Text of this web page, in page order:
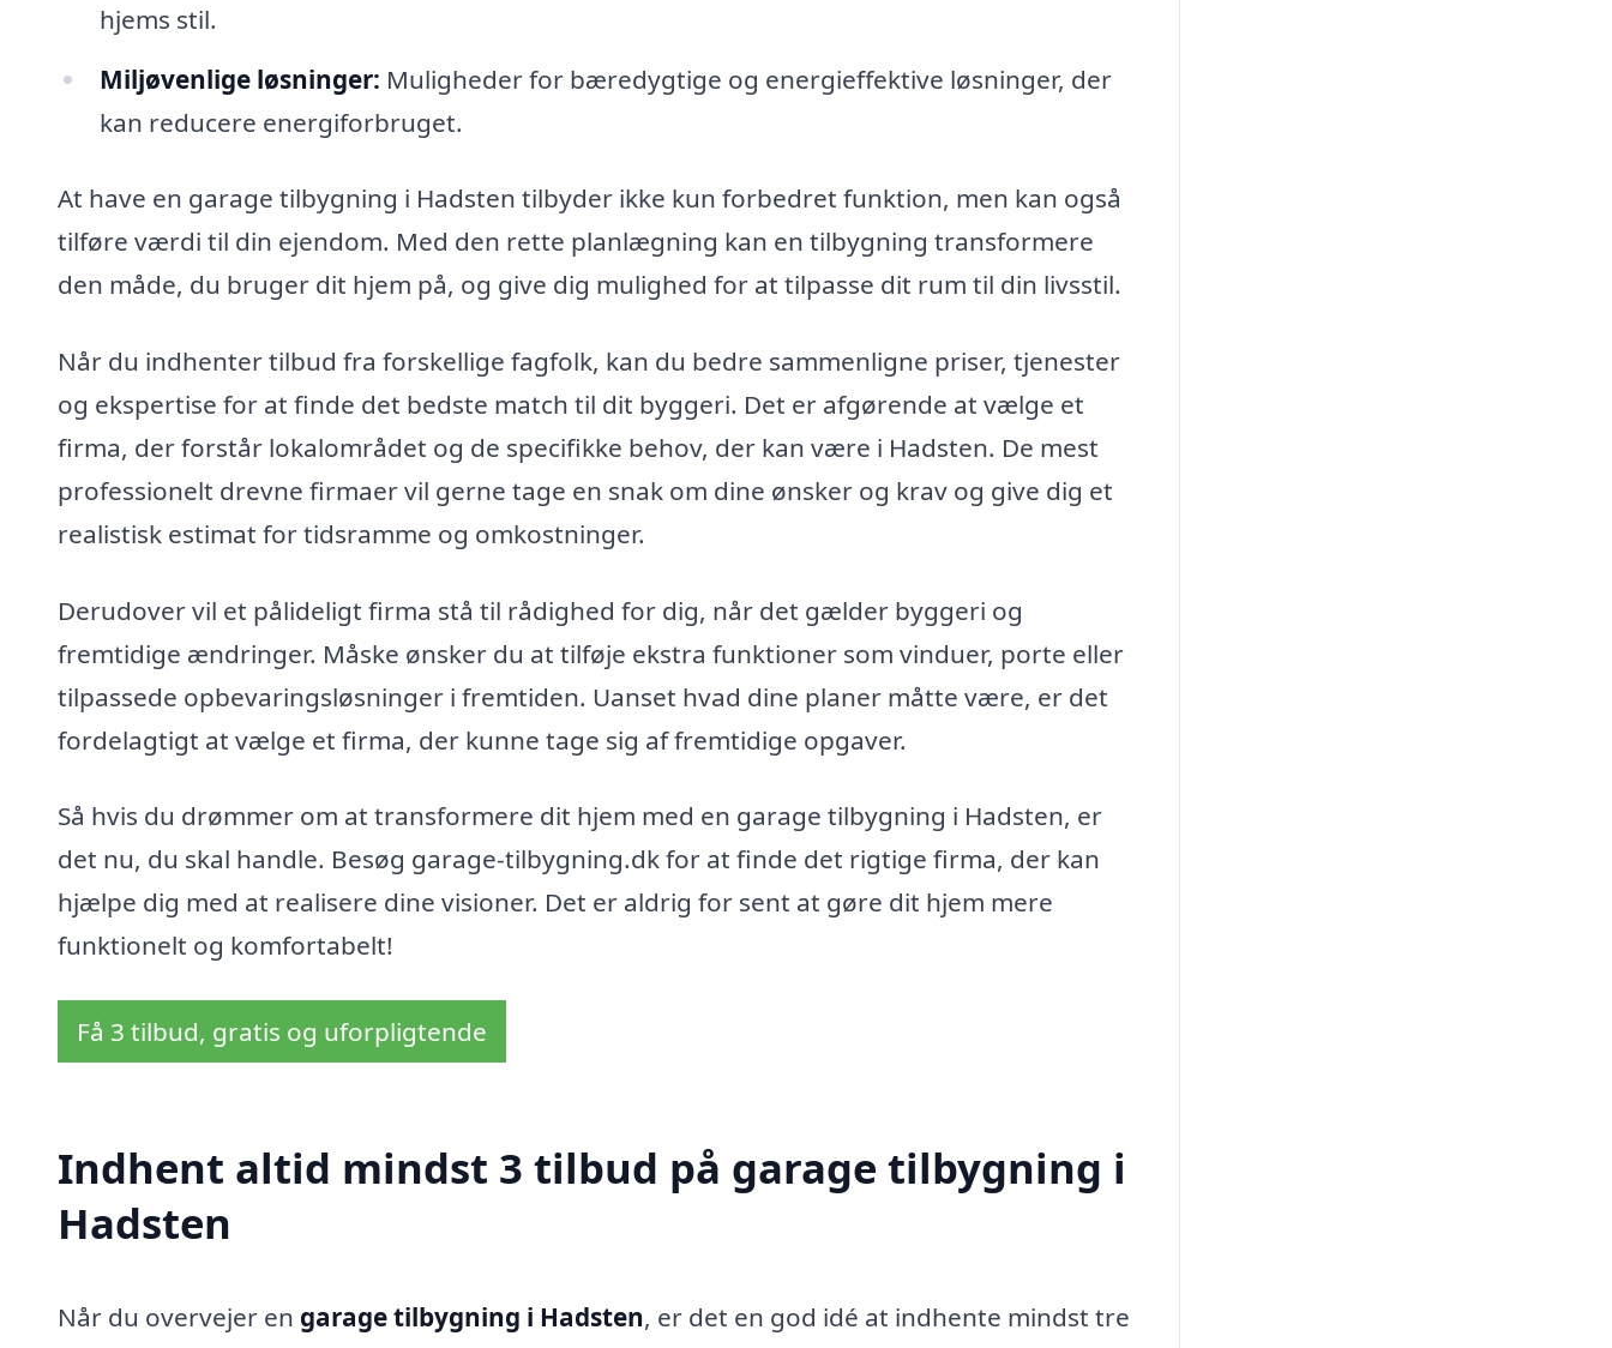
hjems stil.
Miljøvenlige løsninger: Muligheder for bæredygtige og energieffektive løsninger, der
kan reducere energiforbruget.
At have en garage tilbygning i Hadsten tilbyder ikke kun forbedret funktion, men kan også
tilføre værdi til din ejendom. Med den rette planlægning kan en tilbygning transformere
den måde, du bruger dit hjem på, og give dig mulighed for at tilpasse dit rum til din livsstil.
Når du indhenter tilbud fra forskellige fagfolk, kan du bedre sammenligne priser, tjenester
og ekspertise for at finde det bedste match til dit byggeri. Det er afgørende at vælge et
firma, der forstår lokalområdet og de specifikke behov, der kan være i Hadsten. De mest
professionelt drevne firmaer vil gerne tage en snak om dine ønsker og krav og give dig et
realistisk estimat for tidsramme og omkostninger.
Derudover vil et pålideligt firma stå til rådighed for dig, når det gælder byggeri og
fremtidige ændringer. Måske ønsker du at tilføje ekstra funktioner som vinduer, porte eller
tilpassede opbevaringsløsninger i fremtiden. Uanset hvad dine planer måtte være, er det
fordelagtigt at vælge et firma, der kunne tage sig af fremtidige opgaver.
Så hvis du drømmer om at transformere dit hjem med en garage tilbygning i Hadsten, er
det nu, du skal handle. Besøg garage-tilbygning.dk for at finde det rigtige firma, der kan
hjælpe dig med at realisere dine visioner. Det er aldrig for sent at gøre dit hjem mere
funktionelt og komfortabelt!
Få 3 tilbud, gratis og uforpligtende
Indhent altid mindst 3 tilbud på garage tilbygning i
Hadsten
Når du overvejer en garage tilbygning i Hadsten, er det en god idé at indhente mindst tre